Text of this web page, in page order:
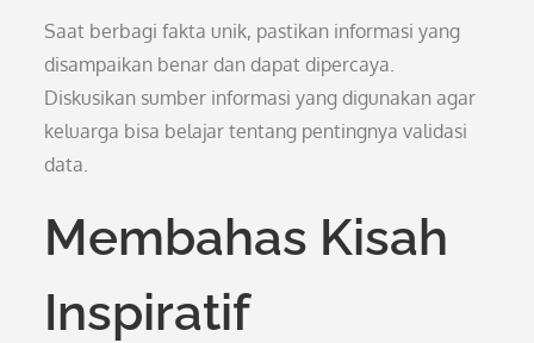
Saat berbagi fakta unik, pastikan informasi yang
disampaikan benar dan dapat dipercaya.
Diskusikan sumber informasi yang digunakan agar
keluarga bisa belajar tentang pentingnya validasi
data.
Membahas Kisah
Inspiratif